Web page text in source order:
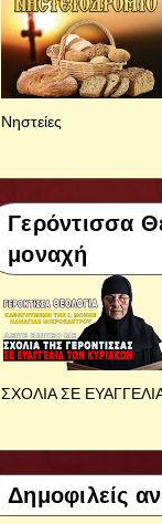
Νηστείες
Γερόντισσα
μοναχή
ΣΧΟΛΙΑ ΣΕ
Δημοφιλείς